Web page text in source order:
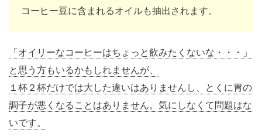
コーヒー豆に含まれるオイルも抽出されます。
「オイリーなコーヒーはちょっと飲みたくないな・・・」
と思う方もいるかもしれませんが、
１杯２杯だけでは大した違いはありませんし、とくに胃の
調子が悪くなることはありません。気にしなくて問題はな
いです。